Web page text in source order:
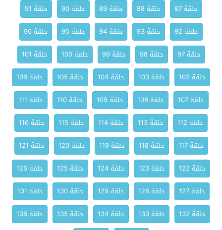
حلقة 87 حلقة 88 حلقة 89 حلقة 90
حلقة 91
حلقة 92
حلقة 93 حلقة 94 حلقة 95
حلقة 96
حلقة 97
حلقة 98 حلقة 99 حلقة 100
حلقة 101
حلقة 102
حلقة 103 حلقة 104 حلقة 105
حلقة 106
حلقة 107
حلقة 108 حلقة 109 حلقة 110
حلقة 111
حلقة 112
حلقة 113 حلقة 114 حلقة 115
حلقة 116
حلقة 117
حلقة 118 حلقة 119 حلقة 120
حلقة 121
حلقة 122
حلقة 123 حلقة 124 حلقة 125
حلقة 126
حلقة 127
حلقة 128 حلقة 129 حلقة 130
حلقة 131
حلقة 132
حلقة 133 حلقة 134 حلقة 135
حلقة 136